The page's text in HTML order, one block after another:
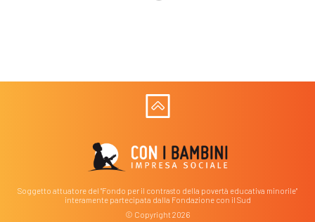
Soggetto attuatore del "Fondo per il contrasto della povertà educativa minorile"
interamente partecipata dalla Fondazione con il Sud
© Copyright 2026